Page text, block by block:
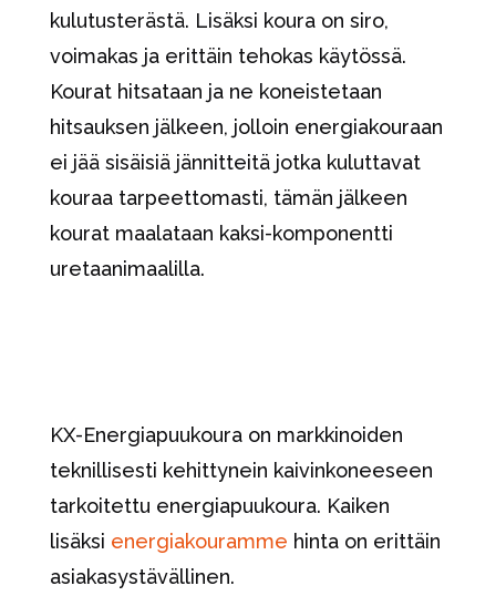
kulutusterästä. Lisäksi koura on siro,
voimakas ja erittäin tehokas käytössä.
Kourat hitsataan ja ne koneistetaan
hitsauksen jälkeen, jolloin energiakouraan
ei jää sisäisiä jännitteitä jotka kuluttavat
kouraa tarpeettomasti, tämän jälkeen
kourat maalataan kaksi-komponentti
uretaanimaalilla.
KX-Energiapuukoura on markkinoiden
teknillisesti kehittynein kaivinkoneeseen
tarkoitettu energiapuukoura. Kaiken
lisäksi energiakouramme hinta on erittäin
asiakasystävällinen.